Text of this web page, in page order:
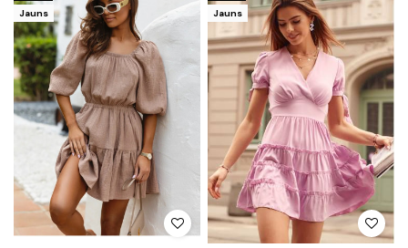
Jauns
Jauns